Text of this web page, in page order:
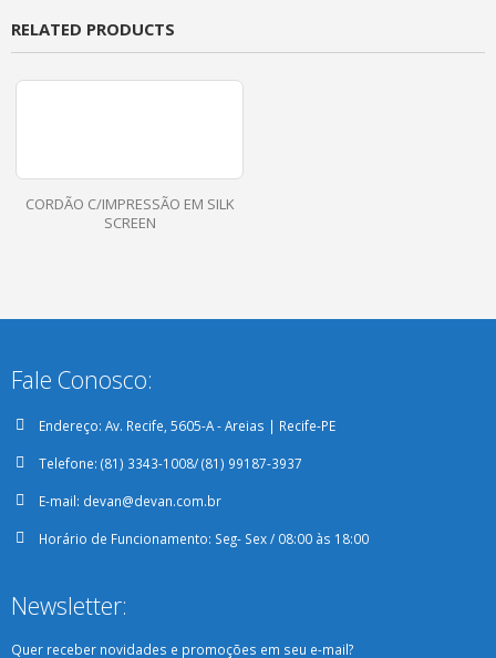
RELATED PRODUCTS
CORDÃO C/IMPRESSÃO EM SILK
SCREEN
Fale Conosco:
Endereço: Av. Recife, 5605-A - Areias | Recife-PE
Telefone: (81) 3343-1008/ (81) 99187-3937
E-mail: devan@devan.com.br
Horário de Funcionamento: Seg- Sex / 08:00 às 18:00
Newsletter:
Quer receber novidades e promoções em seu e-mail?